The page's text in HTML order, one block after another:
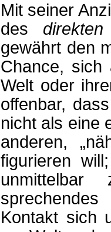
Mit seiner
des
gewährt den
Chance,
Welt oder
offenbar,
nicht als eine
anderen,
figurieren
Kontakt sich